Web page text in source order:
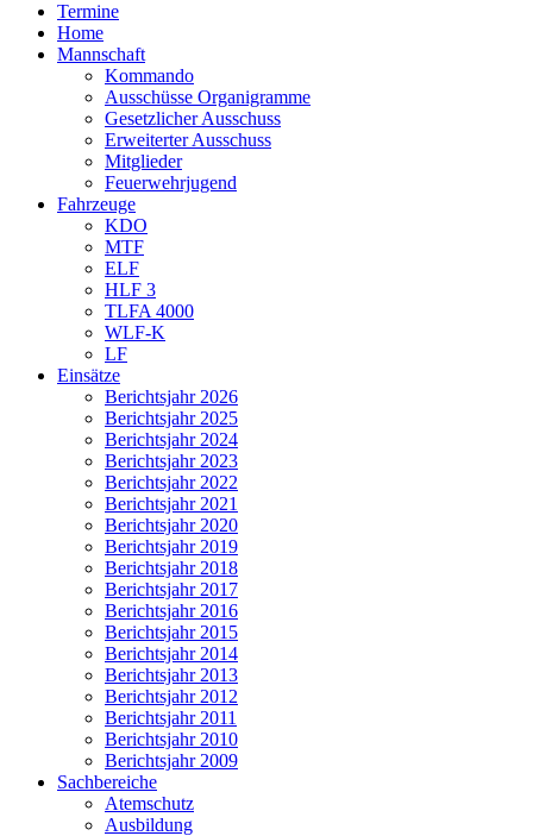
Termine
Home
Mannschaft
Kommando
Ausschüsse Organigramme
Gesetzlicher Ausschuss
Erweiterter Ausschuss
Mitglieder
Feuerwehrjugend
Fahrzeuge
KDO
MTF
ELF
HLF 3
TLFA 4000
WLF-K
LF
Einsätze
Berichtsjahr 2026
Berichtsjahr 2025
Berichtsjahr 2024
Berichtsjahr 2023
Berichtsjahr 2022
Berichtsjahr 2021
Berichtsjahr 2020
Berichtsjahr 2019
Berichtsjahr 2018
Berichtsjahr 2017
Berichtsjahr 2016
Berichtsjahr 2015
Berichtsjahr 2014
Berichtsjahr 2013
Berichtsjahr 2012
Berichtsjahr 2011
Berichtsjahr 2010
Berichtsjahr 2009
Sachbereiche
Atemschutz
Ausbildung